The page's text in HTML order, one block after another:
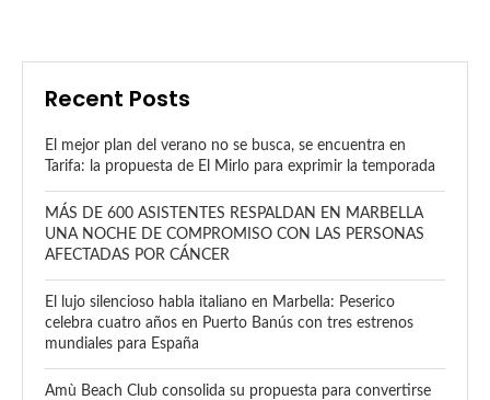
Recent Posts
El mejor plan del verano no se busca, se encuentra en
Tarifa: la propuesta de El Mirlo para exprimir la temporada
MÁS DE 600 ASISTENTES RESPALDAN EN MARBELLA
UNA NOCHE DE COMPROMISO CON LAS PERSONAS
AFECTADAS POR CÁNCER
El lujo silencioso habla italiano en Marbella: Peserico
celebra cuatro años en Puerto Banús con tres estrenos
mundiales para España
Amù Beach Club consolida su propuesta para convertirse